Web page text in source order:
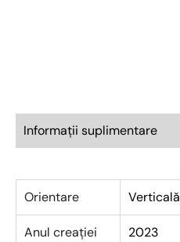
Informații suplimentare
Orientare Verticală
Anul creației 2023